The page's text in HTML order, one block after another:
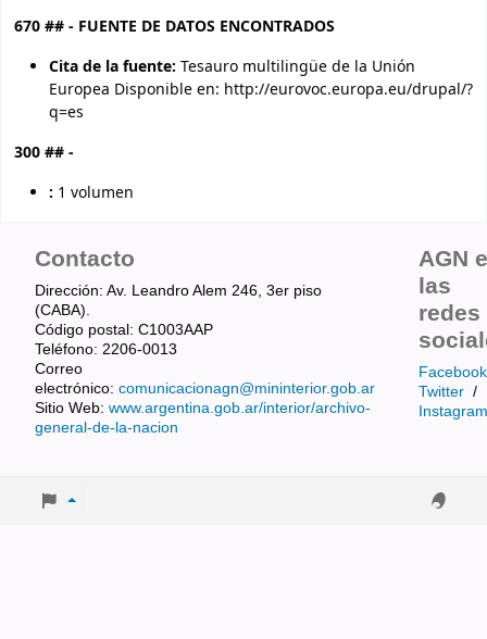
670 ## - FUENTE DE DATOS ENCONTRADOS
Cita de la fuente: Tesauro multilingüe de la Unión
Europea Disponible en: http://eurovoc.europa.eu/drupal/?
q=es
300 ## -
: 1 volumen
Contacto
Dirección: Av. Leandro Alem 246, 3er piso
(CABA).
Código postal: C1003AAP
Teléfono: 2206-0013
Correo
electrónico: comunicacionagn@mininterior.gob.ar
Sitio Web: www.argentina.gob.ar/interior/archivo-
general-de-la-nacion
AGN
las
redes
Facebook
Twitter /
Instagram